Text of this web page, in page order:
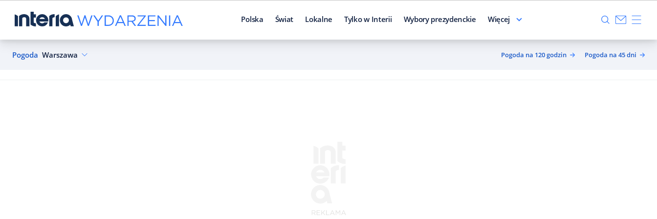
Polska Świat Lokalne Tylko w Interii Wybory prezydenckie Więcej
Pogoda Warszawa Pogoda na 120 godzin Pogoda na 45 dni